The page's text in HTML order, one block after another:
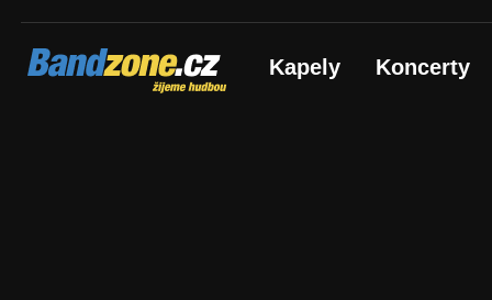
Bandzone.cz
žijeme hudbou Kapely Koncerty